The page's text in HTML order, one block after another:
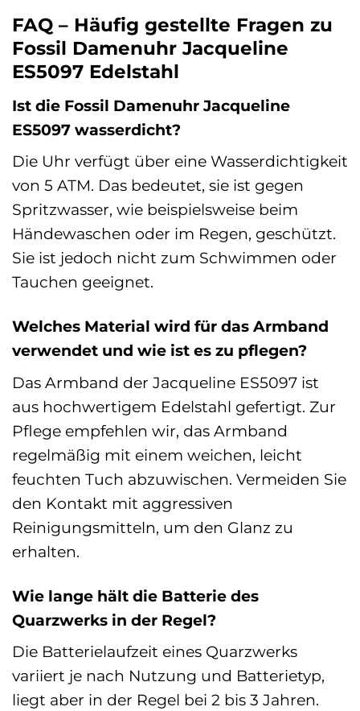
FAQ – Häufig gestellte Fragen zu
Fossil Damenuhr Jacqueline
ES5097 Edelstahl
Ist die Fossil Damenuhr Jacqueline
ES5097 wasserdicht?
Die Uhr verfügt über eine Wasserdichtigkeit
von 5 ATM. Das bedeutet, sie ist gegen
Spritzwasser, wie beispielsweise beim
Händewaschen oder im Regen, geschützt.
Sie ist jedoch nicht zum Schwimmen oder
Tauchen geeignet.
Welches Material wird für das Armband
verwendet und wie ist es zu pflegen?
Das Armband der Jacqueline ES5097 ist
aus hochwertigem Edelstahl gefertigt. Zur
Pflege empfehlen wir, das Armband
regelmäßig mit einem weichen, leicht
feuchten Tuch abzuwischen. Vermeiden Sie
den Kontakt mit aggressiven
Reinigungsmitteln, um den Glanz zu
erhalten.
Wie lange hält die Batterie des
Quarzwerks in der Regel?
Die Batterielaufzeit eines Quarzwerks
variiert je nach Nutzung und Batterietyp,
liegt aber in der Regel bei 2 bis 3 Jahren.